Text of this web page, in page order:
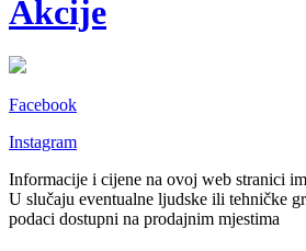
Akcije
Facebook
Instagram
Informacije i cijene na ovoj web stranici
U slučaju eventualne ljudske ili tehničke
podaci dostupni na prodajnim mjestima